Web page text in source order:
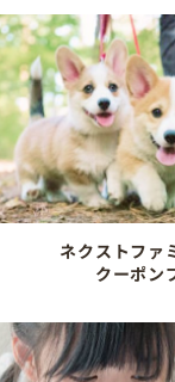
ネクストファ
クーポン